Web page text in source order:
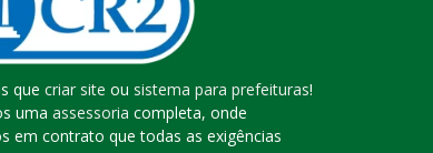
que criar site ou sistema para prefeituras!
uma assessoria completa, onde
em contrato que todas as exigências